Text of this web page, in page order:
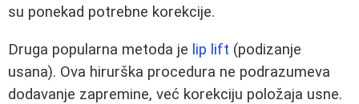
su ponekad potrebne korekcije.
Druga popularna metoda je lip lift (podizanje
usana). Ova hirurška procedura ne podrazumeva
dodavanje zapremine, već korekciju položaja usne.